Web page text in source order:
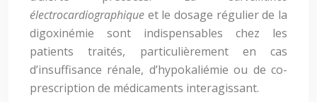
électrocardiographique et le dosage régulier de la
digoxinémie sont indispensables chez les
patients traités, particulièrement en cas
d’insuffisance rénale, d’hypokaliémie ou de co-
prescription de médicaments interagissant.